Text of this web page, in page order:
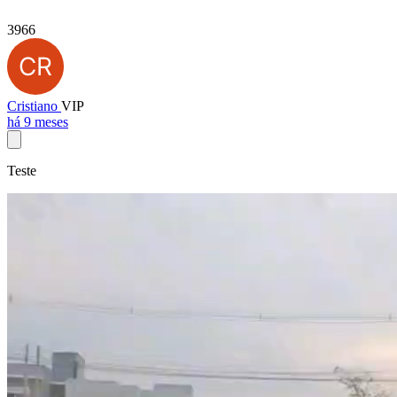
3966
Cristiano VIP
há 9 meses
Teste